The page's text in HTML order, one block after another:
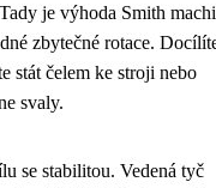
je výhoda Smith
zbytečné rotace.
stát čelem ke stroji nebo
svaly.
se stabilitou. Vedená tyč